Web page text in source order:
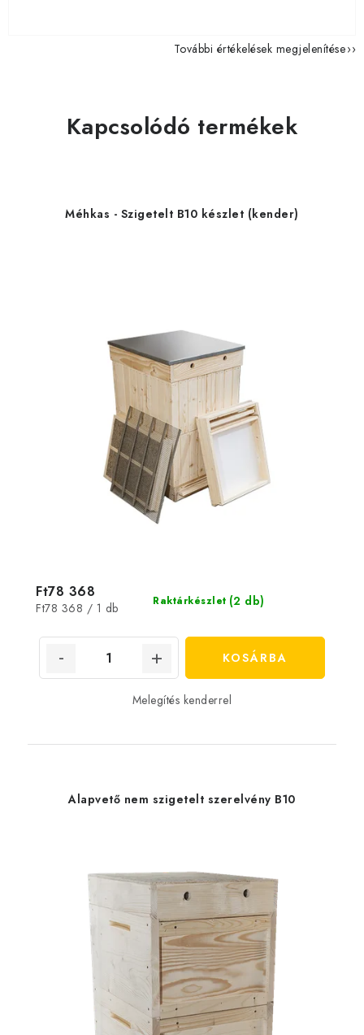
További értékelések megjelenítése
Kapcsolódó termékek
Méhkas - Szigetelt B10 készlet (kender)
Raktárkészlet (2 db)
Ft78 368
Egységár:
Ft78 368 / 1 db
KOSÁRBA
Melegítés kenderrel
Alapvető nem szigetelt szerelvény B10